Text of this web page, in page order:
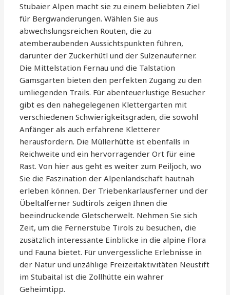
Stubaier Alpen macht sie zu einem beliebten Ziel
für Bergwanderungen. Wählen Sie aus
abwechslungsreichen Routen, die zu
atemberaubenden Aussichtspunkten führen,
darunter der Zuckerhütl und der Sulzenauferner.
Die Mittelstation Fernau und die Talstation
Gamsgarten bieten den perfekten Zugang zu den
umliegenden Trails. Für abenteuerlustige Besucher
gibt es den nahegelegenen Klettergarten mit
verschiedenen Schwierigkeitsgraden, die sowohl
Anfänger als auch erfahrene Kletterer
herausfordern. Die Müllerhütte ist ebenfalls in
Reichweite und ein hervorragender Ort für eine
Rast. Von hier aus geht es weiter zum Peiljoch, wo
Sie die Faszination der Alpenlandschaft hautnah
erleben können. Der Triebenkarlausferner und der
Übeltalferner Südtirols zeigen Ihnen die
beeindruckende Gletscherwelt. Nehmen Sie sich
Zeit, um die Fernerstube Tirols zu besuchen, die
zusätzlich interessante Einblicke in die alpine Flora
und Fauna bietet. Für unvergessliche Erlebnisse in
der Natur und unzählige Freizeitaktivitäten Neustift
im Stubaital ist die Zollhütte ein wahrer
Geheimtipp.